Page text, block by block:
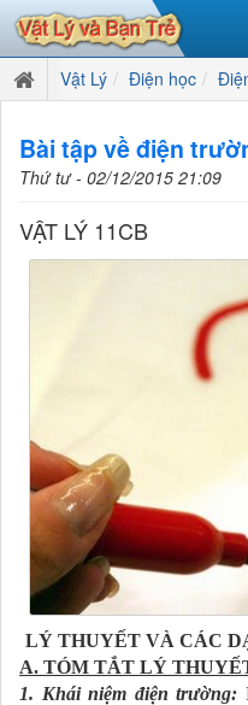
Vật Lý Điện học
Bài tập về điện
Thứ tư - 02/12/2015 21:09
VẬT LÝ 11CB
LÝ THUYẾT VÀ CÁC
A. TÓM TẮT LÝ
1. Khái niệm điện trường: